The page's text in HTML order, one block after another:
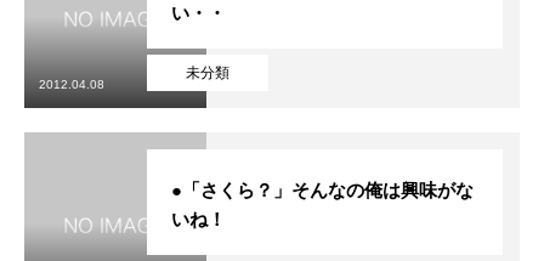
未分類
い・・
2012.04.08
●「さくら？」そんなの俺は興味がな
いね！